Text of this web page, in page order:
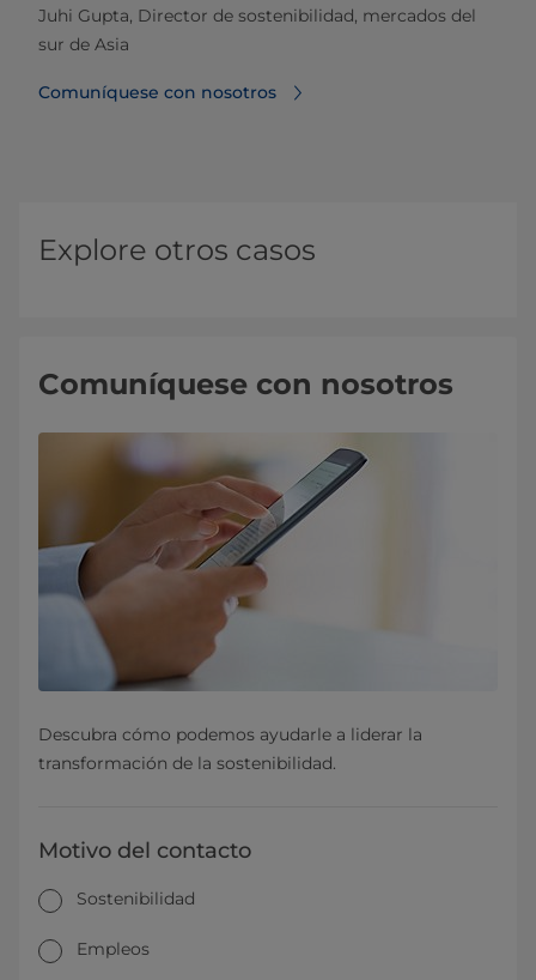
Juhi Gupta, Director de sostenibilidad, mercados del
sur de Asia
Comuníquese con nosotros
Explore otros casos
Comuníquese con nosotros
Descubra cómo podemos ayudarle a liderar la
transformación de la sostenibilidad.
Motivo del contacto
Sostenibilidad
Empleos